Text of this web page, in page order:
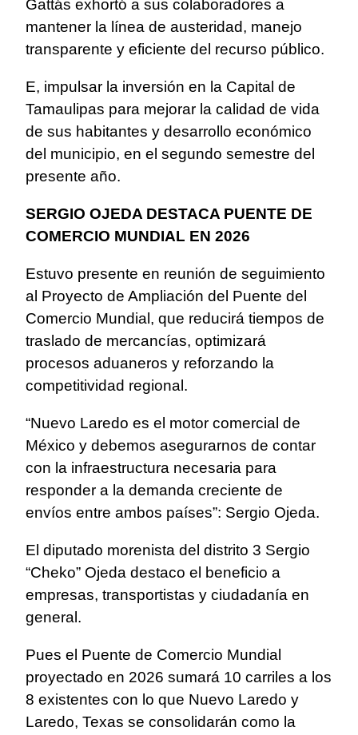
Gattás exhortó a sus colaboradores a
mantener la línea de austeridad, manejo
transparente y eficiente del recurso público.
E, impulsar la inversión en la Capital de
Tamaulipas para mejorar la calidad de vida
de sus habitantes y desarrollo económico
del municipio, en el segundo semestre del
presente año.
SERGIO OJEDA DESTACA PUENTE DE
COMERCIO MUNDIAL EN 2026
Estuvo presente en reunión de seguimiento
al Proyecto de Ampliación del Puente del
Comercio Mundial, que reducirá tiempos de
traslado de mercancías, optimizará
procesos aduaneros y reforzando la
competitividad regional.
“Nuevo Laredo es el motor comercial de
México y debemos asegurarnos de contar
con la infraestructura necesaria para
responder a la demanda creciente de
envíos entre ambos países”: Sergio Ojeda.
El diputado morenista del distrito 3 Sergio
“Cheko” Ojeda destaco el beneficio a
empresas, transportistas y ciudadanía en
general.
Pues el Puente de Comercio Mundial
proyectado en 2026 sumará 10 carriles a los
8 existentes con lo que Nuevo Laredo y
Laredo, Texas se consolidarán como la